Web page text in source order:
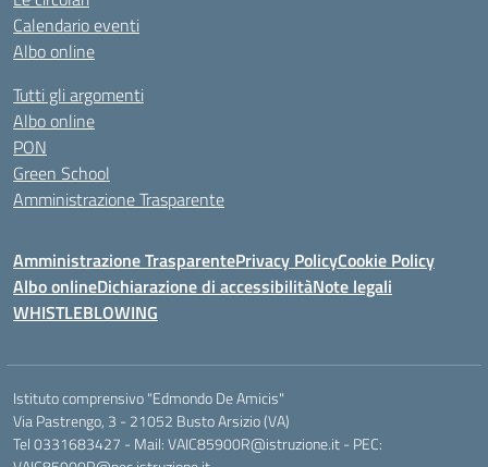
Calendario eventi
Albo online
Tutti gli argomenti
Albo online
PON
Green School
Amministrazione Trasparente
Amministrazione TrasparentePrivacy PolicyCookie Policy
Albo onlineDichiarazione di accessibilitàNote legali
WHISTLEBLOWING
Istituto comprensivo "Edmondo De Amicis"
Via Pastrengo, 3 - 21052 Busto Arsizio (VA)
Tel 0331683427 - Mail: VAIC85900R@istruzione.it - PEC: